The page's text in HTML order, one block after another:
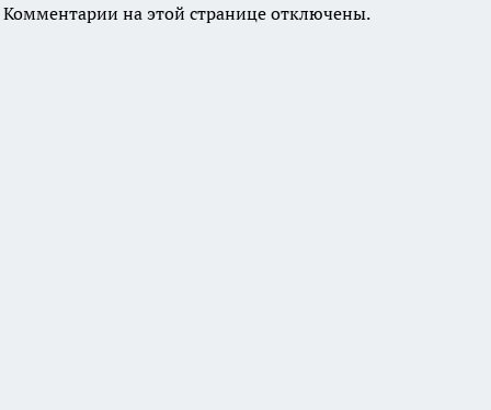
Комментарии на этой странице отключены.